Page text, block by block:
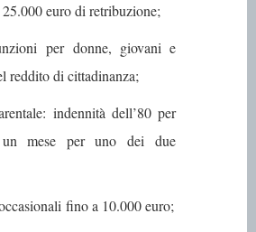
euro di retribuzione;
per donne, giovani e
reddito di cittadinanza;
: indennità dell’80 per
mese per uno dei due
fino a 10.000 euro;